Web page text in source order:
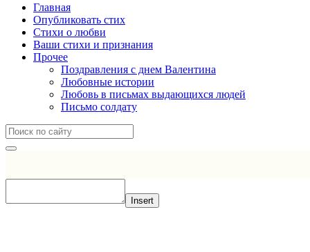
Главная
Опубликовать стих
Стихи о любви
Ваши стихи и признания
Прочее
Поздравления с днем Валентина
Любовные истории
Любовь в письмах выдающихся людей
Письмо солдату
Insert